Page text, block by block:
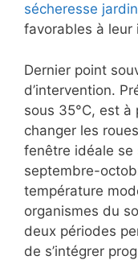
sécheresse jardin
favorables à leur
Dernier point
d’intervention.
sous 35°C, est à
changer les
fenêtre idéale se
septembre-
température
organismes du
deux périodes
de s’intégrer